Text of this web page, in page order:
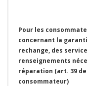
Pour les
concernant la
rechange, des
renseignements
réparation (art. 39
consommateur)